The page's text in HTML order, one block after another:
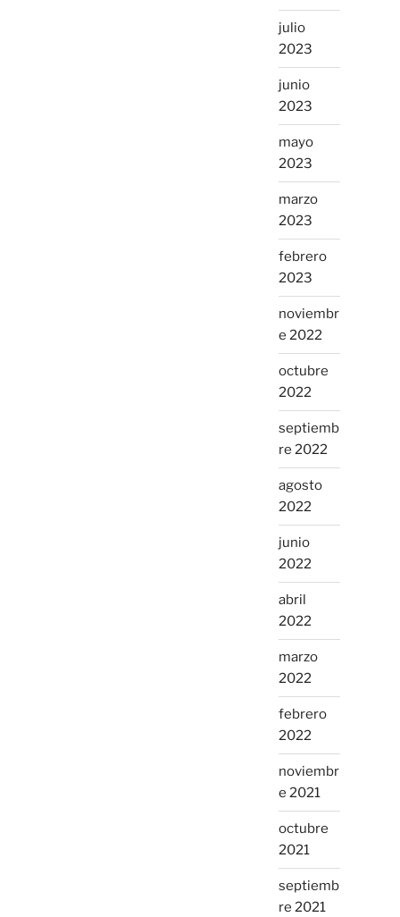
julio
2023
junio
2023
mayo
2023
marzo
2023
febrero
2023
noviembr
e 2022
octubre
2022
septiemb
re 2022
agosto
2022
junio
2022
abril
2022
marzo
2022
febrero
2022
noviembr
e 2021
octubre
2021
septiemb
re 2021